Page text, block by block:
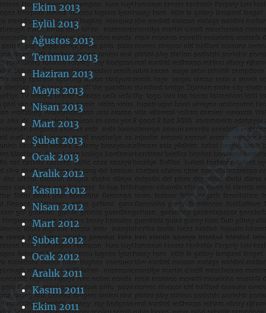
Ekim 2013
Eylül 2013
Ağustos 2013
Temmuz 2013
Haziran 2013
Mayıs 2013
Nisan 2013
Mart 2013
Şubat 2013
Ocak 2013
Aralık 2012
Kasım 2012
Nisan 2012
Mart 2012
Şubat 2012
Ocak 2012
Aralık 2011
Kasım 2011
Ekim 2011